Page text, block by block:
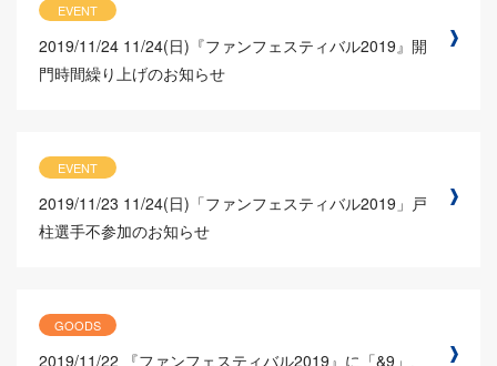
EVENT
2019/11/24 11/24(日)『ファンフェスティバル2019』開
門時間繰り上げのお知らせ
EVENT
2019/11/23 11/24(日)「ファンフェスティバル2019」戸
柱選手不参加のお知らせ
GOODS
2019/11/22
『ファンフェスティバル2019』に「&9」、